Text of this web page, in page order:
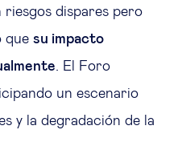
dispares pero
que su impacto
. El Foro
un escenario
y la degradación de la